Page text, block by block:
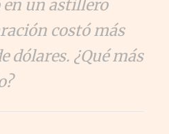
un astillero
costó más
dólares. ¿Qué más